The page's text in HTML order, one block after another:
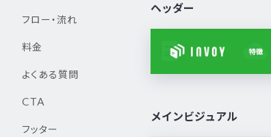
フロー・流れ
料金
よくある質問
CTA
フッター
ヘッダー
メインビジュアル